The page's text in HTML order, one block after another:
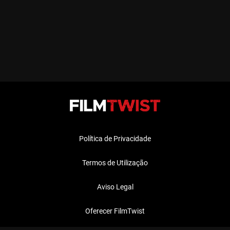
Política de Privacidade
Termos de Utilização
Aviso Legal
Oferecer FilmTwist